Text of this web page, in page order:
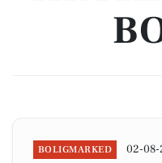
BOLIGMARKED 02-08-